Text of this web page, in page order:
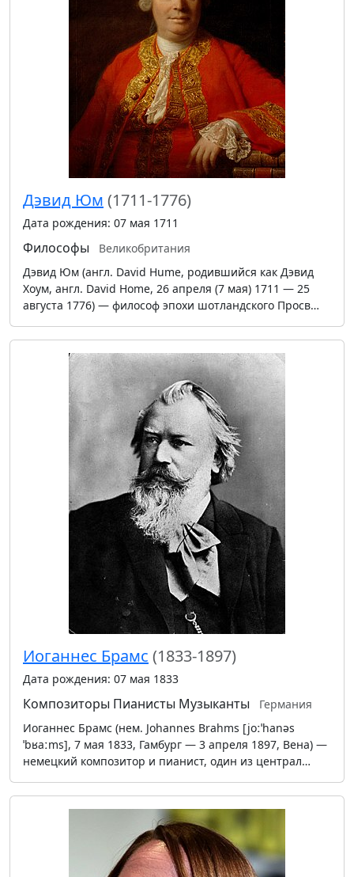
Дэвид Юм (1711-1776)
Дата рождения: 07 мая 1711
Философы
Великобритания
Дэвид Юм (англ. David Hume, родившийся как Дэвид
Хоум, англ. David Home, 26 апреля (7 мая) 1711 — 25
августа 1776) — философ эпохи шотландского Просв…
Иоганнес Брамс (1833-1897)
Дата рождения: 07 мая 1833
Композиторы Пианисты Музыканты
Германия
Иоганнес Брамс (нем. Johannes Brahms [joːˈhanəs
ˈbʁaːms], 7 мая 1833, Гамбург — 3 апреля 1897, Вена) —
немецкий композитор и пианист, один из централ…